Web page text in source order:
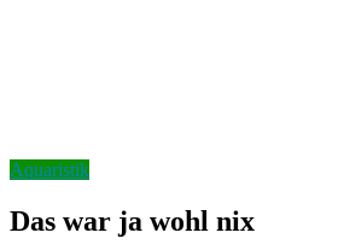
Aquaristik
Das war ja wohl nix